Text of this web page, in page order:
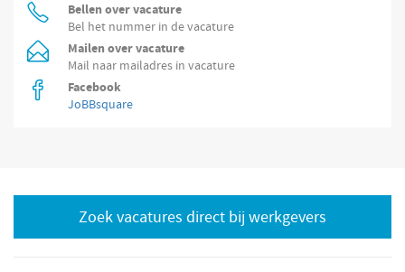
Bellen over vacature
Bel het nummer in de vacature
Mailen over vacature
Mail naar mailadres in vacature
Facebook
JoBBsquare
Zoek vacatures direct bij werkgevers